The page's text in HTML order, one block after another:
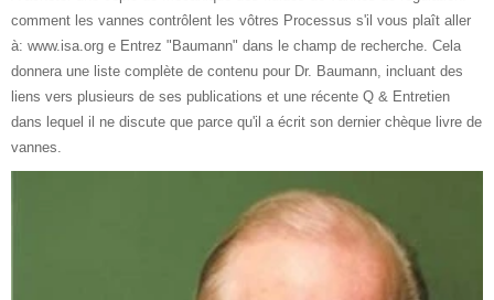
comment les vannes contrôlent les vôtres Processus s'il vous plaît aller
à: www.isa.org e Entrez "Baumann" dans le champ de recherche. Cela
donnera une liste complète de contenu pour Dr. Baumann, incluant des
liens vers plusieurs de ses publications et une récente Q & Entretien
dans lequel il ne discute que parce qu'il a écrit son dernier chèque livre de
vannes.